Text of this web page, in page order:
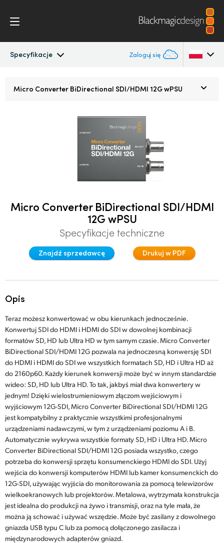
Specyfikacje Zaloguj się
Denmark
Finland
France
India
Italy
Japan
Korea
Mexico
Malaysia
Netherlands
New Zealand
Norway
Polska
Portugal
Micro Converter BiDirectional SDI/HDMI 12G wPSU
Micro Converter BiDirectional SDI/HDMI
12G wPSU
Specyfikacje techniczne
Znajdź sprzedawcę Drukuj w PDF
Opis
Teraz możesz konwertować w obu kierunkach jednocześnie.
Konwertuj SDI do HDMI i HDMI do SDI w dowolnej kombinacji
formatów SD, HD lub Ultra HD w tym samym czasie. Micro Converter
BiDirectional SDI/HDMI 12G pozwala na jednoczesną konwersję SDI
do HDMI i HDMI do SDI we wszystkich formatach SD, HD i Ultra HD aż
do 2160p60. Każdy kierunek konwersji może być w innym standardzie
wideo: SD, HD lub Ultra HD. To tak, jakbyś miał dwa konwertery w
jednym! Dzięki wielostrumieniowym złączom wejściowym i
wyjściowym 12G-SDI, Micro Converter BiDirectional SDI/HDMI 12G
jest kompatybilny z praktycznie wszystkimi profesjonalnymi
urządzeniami nadawczymi, w tym z urządzeniami poziomu A i B.
Automatycznie wykrywa wszystkie formaty SD, HD i Ultra HD. Micro
Converter BiDirectional SDI/HDMI 12G posiada wszystko, czego
potrzeba do konwersji sprzętu konsumenckiego HDMI do SDI. Użyj
wejścia do konwersji komputerów HDMI lub kamer konsumenckich do
12G-SDI, używając wyjścia do monitorowania za pomocą telewizorów
wielkoekranowych lub projektorów. Metalowa, wytrzymała konstrukcja
jest idealna do produkcji na żywo i transmisji, oraz na tyle mała, że
można ją schować i używać wszędzie. Może być zasilany z dowolnego
gniazda USB typu C lub za pomocą dołączonego zasilacza i
międzynarodowych adapterów gniazd.